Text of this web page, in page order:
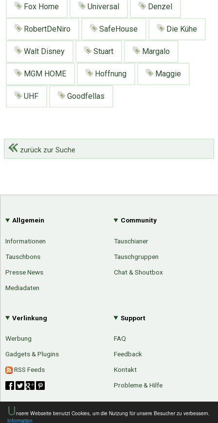
Unsere Webseite benutzt Cookies, um die Nutzung für unsere Besucher zu verbessern.
Information
Fox Home Universal Denzel
RobertDeNiro SafeHouse Die Kühe
Walt Disney Stuart Margalo
MGM HOME Hoffnung Maggie
UHF Goodfellas
zurück zur Suche
Allgemein
Informationen
Tauschbons
Presse News
Mediadaten
Community
Tauschianer
Tauschgruppen
Chat & Shoutbox
Verlinkung
Werbung
Gadgets & Plugins
RSS Feeds
Support
FAQ
Feedback
Kontakt
Probleme & Hilfe